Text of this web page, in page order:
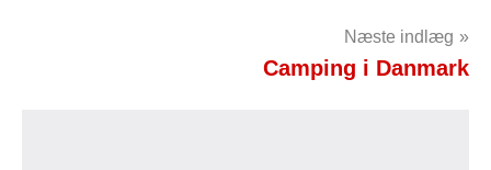
Næste indlæg
Camping i Danmark